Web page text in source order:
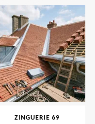
ZINGUERIE 69